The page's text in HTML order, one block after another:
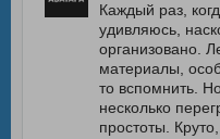
Каждый раз,
удивляюсь,
организовано.
материалы,
то вспомнить.
несколько
простоты.